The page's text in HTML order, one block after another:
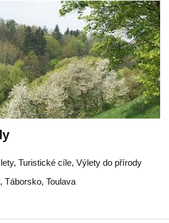
Turistické cíle, Výlety do přírody
, Táborsko, Toulava